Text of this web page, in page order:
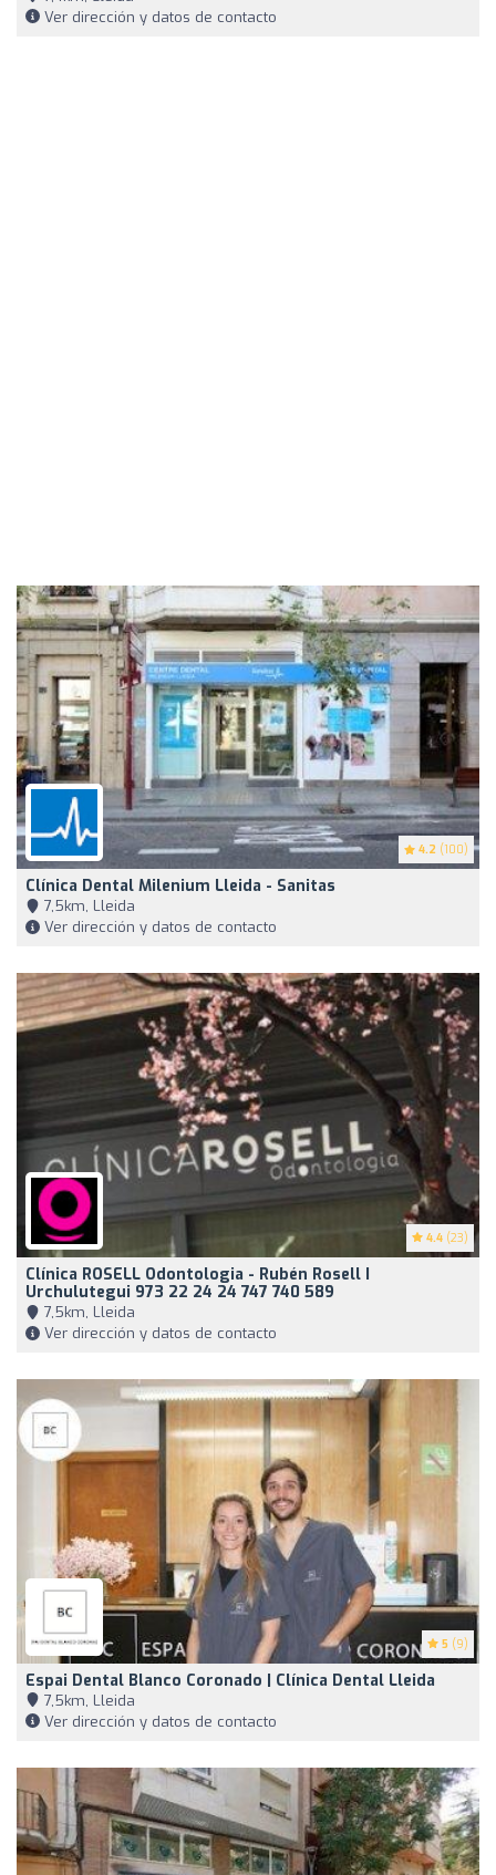
Ver dirección y datos de contacto
4.2 (100)
Clínica Dental Milenium Lleida - Sanitas
7,5km, Lleida
Ver dirección y datos de contacto
4.4 (23)
Clínica ROSELL Odontologia - Rubén Rosell I
Urchulutegui 973 22 24 24 747 740 589
7,5km, Lleida
Ver dirección y datos de contacto
5 (9)
Espai Dental Blanco Coronado | Clínica Dental Lleida
7,5km, Lleida
Ver dirección y datos de contacto